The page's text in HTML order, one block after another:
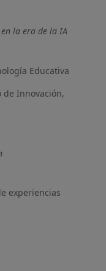
la era de la IA
Educativa
de Innovación,
experiencias